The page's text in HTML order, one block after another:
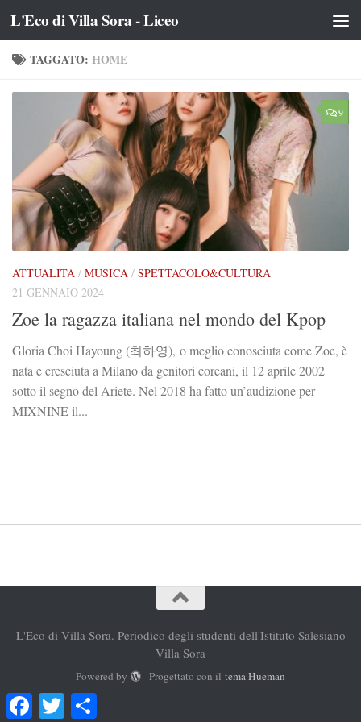
Salta al contenuto
L'Eco di Villa Sora - Liceo
TAGGATO: HOME
9
ATTUALITÀ / MUSICA / SPETTACOLO&CULTURA
21 GENNAIO 2024
Zoe la ragazza italiana nel mondo del Kpop
Gloria Choi Hayoung (최하영), o meglio conosciuta come Zoe, è
nata e cresciuta a Milano da genitori coreani, il 12 aprile 2002
sotto il segno del Ariete. Nel 2018 ha fatto un’audizione per
MIXNINE il...
L'Eco di Villa Sora. Periodico degli studenti dell'Istituto Salesiano
Villa Sora
Powered by - Progettato con iltema Hueman
FacebookTwitter